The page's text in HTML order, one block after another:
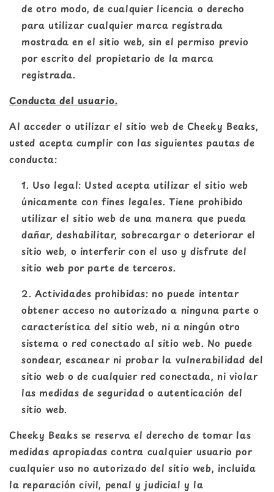
de otro modo, de cualquier licencia o derecho
para utilizar cualquier marca registrada
mostrada en el sitio web, sin el permiso previo
por escrito del propietario de la marca
registrada.
Conducta del usuario.
Al acceder o utilizar el sitio web de Cheeky Beaks,
usted acepta cumplir con las siguientes pautas de
conducta:
Uso legal: Usted acepta utilizar el sitio web
únicamente con fines legales. Tiene prohibido
utilizar el sitio web de una manera que pueda
dañar, deshabilitar, sobrecargar o deteriorar el
sitio web, o interferir con el uso y disfrute del
sitio web por parte de terceros.
Actividades prohibidas: no puede intentar
obtener acceso no autorizado a ninguna parte o
característica del sitio web, ni a ningún otro
sistema o red conectado al sitio web. No puede
sondear, escanear ni probar la vulnerabilidad del
sitio web o de cualquier red conectada, ni violar
las medidas de seguridad o autenticación del
sitio web.
Cheeky Beaks se reserva el derecho de tomar las
medidas apropiadas contra cualquier usuario por
cualquier uso no autorizado del sitio web, incluida
la reparación civil, penal y judicial y la